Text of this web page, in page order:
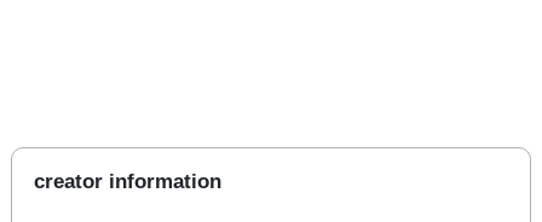
creator information